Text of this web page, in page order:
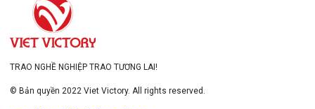
TRAO NGHỀ NGHIỆP TRAO TƯƠNG LAI!
© Bản quyền 2022 Viet Victory. All rights reserved.